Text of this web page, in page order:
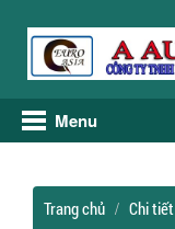
Menu
Trang chủ Chi tiết